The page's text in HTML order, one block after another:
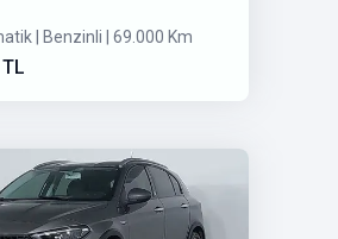
| Benzinli | 69.000 Km